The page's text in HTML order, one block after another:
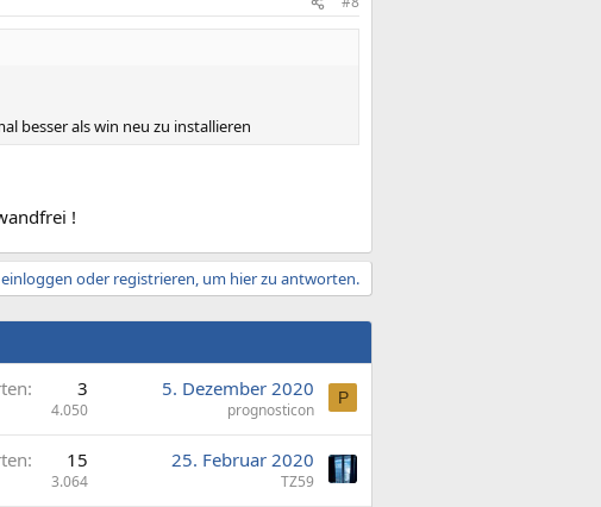
besser als win neu zu installieren
!
oder registrieren, um hier zu antworten.
3
4.050
5. Dezember 2020
prognosticon
P
15
3.064
25. Februar 2020
TZ59